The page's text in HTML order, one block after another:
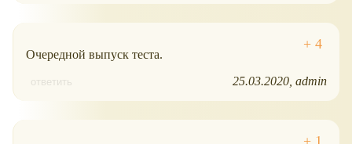
Очередной выпуск теста.
ответить 25.03.2020 admin